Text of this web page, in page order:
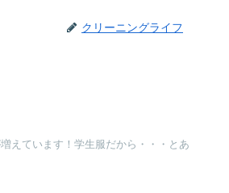
クリーニングライフ
えています！学生服だから・・・とあ